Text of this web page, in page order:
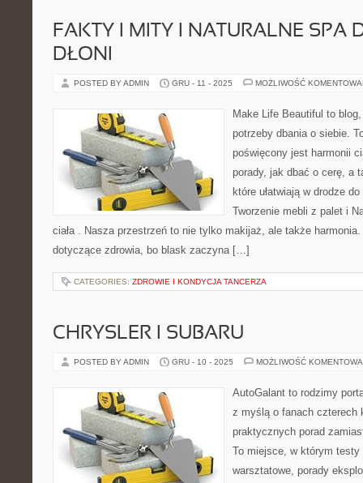
FAKTY I MITY I NATURALNE SPA
DŁONI
POSTED BY ADMIN GRU - 11 - 2025 MOŻLIWOŚĆ
Make Life Beautiful to
potrzeby dbania o siebie.
poświęcony jest harmonii
porady, jak dbać o cerę, a
które ułatwiają w drodze
Tworzenie mebli z palet i
ciała . Nasza przestrzeń to nie tylko makijaż, ale także
dotyczące zdrowia, bo blask zaczyna […]
CATEGORIES: ZDROWIE I KONDYCJA TANCERZA
CHRYSLER I SUBARU
POSTED BY ADMIN GRU - 10 - 2025 MOŻLIWOŚĆ
AutoGalant to rodzimy
z myślą o fanach czterech
praktycznych porad
To miejsce, w którym testy
warsztatowe, porady